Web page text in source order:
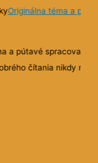
Originálna téma a
a pútavé spracovanie.
čítania nikdy nie